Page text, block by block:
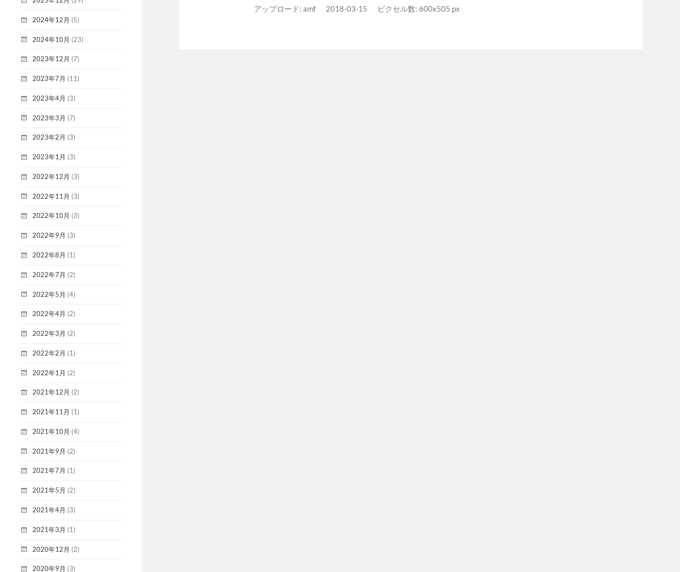
2024年12月 (5)
2024年10月 (23)
2023年12月 (7)
2023年7月 (11)
2023年4月 (3)
2023年3月 (7)
2023年2月 (3)
2023年1月 (3)
2022年12月 (3)
2022年11月 (3)
2022年10月 (3)
2022年9月 (3)
2022年8月 (1)
2022年7月 (2)
2022年5月 (4)
2022年4月 (2)
2022年3月 (2)
2022年2月 (1)
2022年1月 (2)
2021年12月 (2)
2021年11月 (1)
2021年10月 (4)
2021年9月 (2)
2021年7月 (1)
2021年5月 (2)
2021年4月 (3)
2021年3月 (1)
2020年12月 (2)
2020年9月 (3)
アップロード: amf 2018-03-15 ピクセル数: 600x505 px